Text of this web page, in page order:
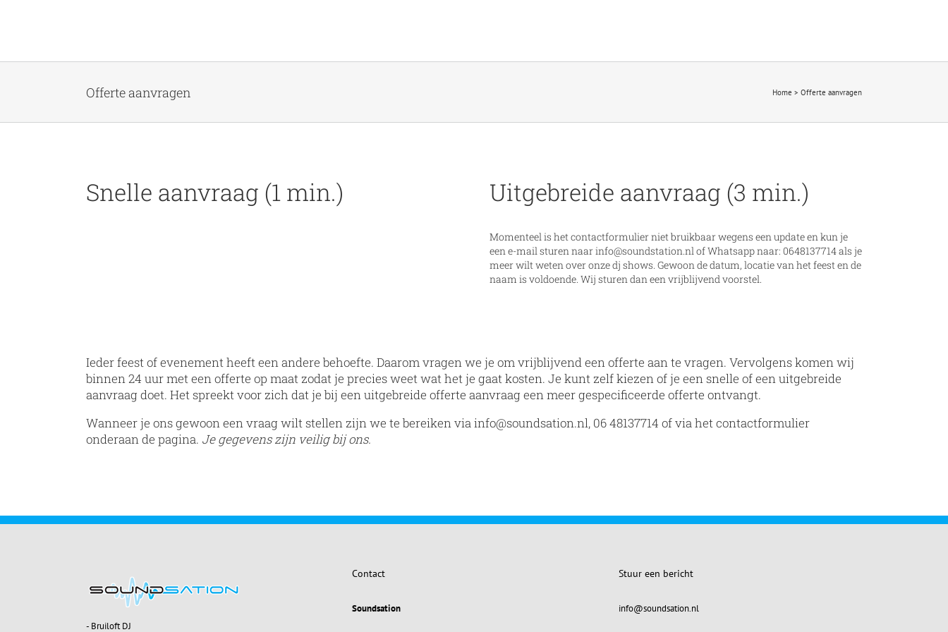
Offerte aanvragen Home > Offerte aanvragen
Snelle aanvraag (1 min.) Uitgebreide aanvraag (3 min.)
Momenteel is het contactformulier niet bruikbaar wegens een update en kun je
een e-mail sturen naarinfo@soundstation.nlof Whatsapp naar: 0648137714 als je
meer wilt weten over onze dj shows. Gewoon de datum, locatie van het feest en de
naam is voldoende. Wij sturen dan een vrijblijvend voorstel.
Ieder feest of evenement heeft eenandere behoefte. Daarom vragen we je om vrijblijvend een offerte aan te vragen. Vervolgens komen wij
binnen 24 uurmet een offerte op maat zodat je precies weet wat het je gaat kosten. Je kunt zelf kiezen of je eensnelle of een uitgebreide
aanvraag doet. Het spreekt voor zich dat je bij een uitgebreide offerte aanvraag een meer gespecificeerde offerte ontvangt.
Wanneer je ons gewoon een vraag wilt stellen zijn we te bereiken via info@soundsation.nl, 06 48137714 of via het contactformulier
onderaan de pagina. Je gegevens zijn veilig bij ons.
- Bruiloft DJ
Contact
Soundsation
Stuur een bericht
info@soundsation.nl